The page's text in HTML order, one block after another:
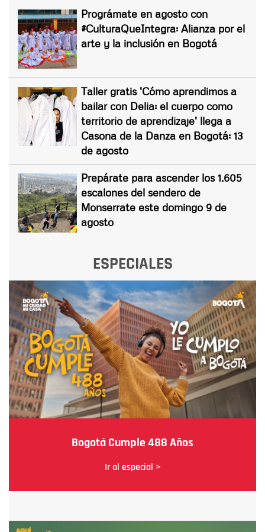
Prográmate en agosto con
#CulturaQueIntegra: Alianza por el
arte y la inclusión en Bogotá
Taller gratis 'Cómo aprendimos a
bailar con Delia: el cuerpo como
territorio de aprendizaje' llega a
Casona de la Danza en Bogotá: 13
de agosto
Prepárate para ascender los 1.605
escalones del sendero de
Monserrate este domingo 9 de
agosto
ESPECIALES
Bogotá Cumple 488 Años
Ir al especial >